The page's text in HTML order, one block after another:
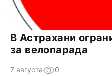
В Астрахани
за велопарада
7 августа 0